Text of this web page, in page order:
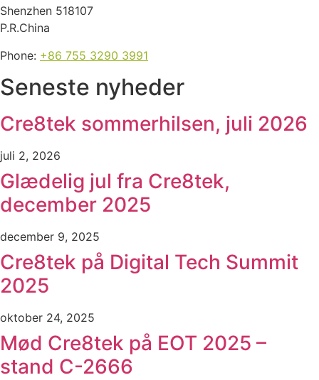
Shenzhen 518107
P.R.China
Phone: +86 755 3290 3991
Seneste nyheder
Cre8tek sommerhilsen, juli 2026
juli 2, 2026
Glædelig jul fra Cre8tek,
december 2025
december 9, 2025
Cre8tek på Digital Tech Summit
2025
oktober 24, 2025
Mød Cre8tek på EOT 2025 –
stand C-2666